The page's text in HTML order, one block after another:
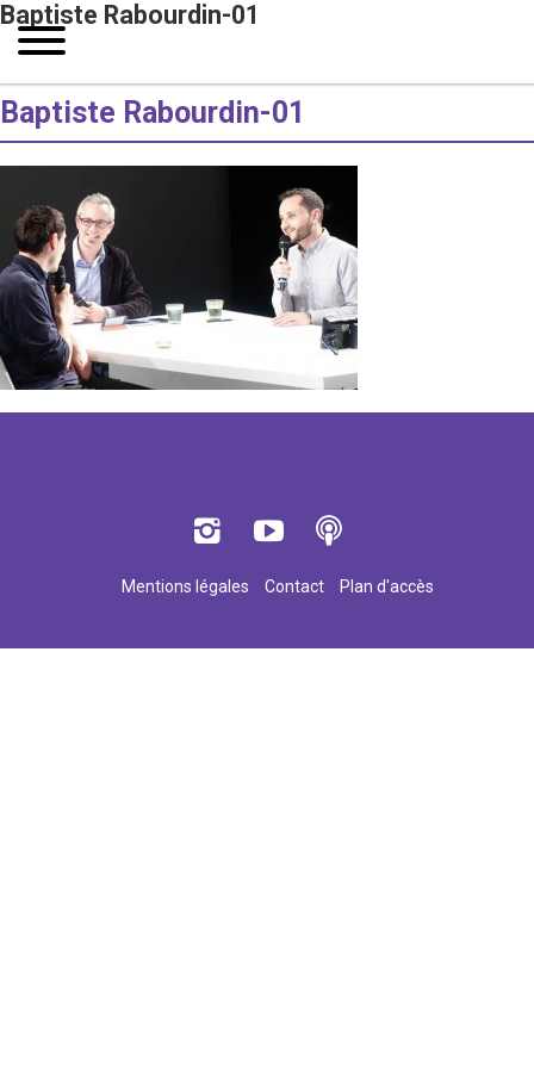
Baptiste Rabourdin-01
Baptiste Rabourdin-01
Mentions légales Contact Plan d'accès